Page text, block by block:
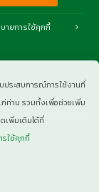
ประสบการณ์การใช้งานที่
ท่าน รวมทั้งเพื่อช่วยเพิ่ม
เพิ่มเติมได้ที่
รใช้คุกกี้
บายการใช้คุกกี้